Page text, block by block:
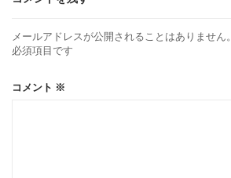
メールアドレスが公開されることはありません。
必須項目です
コメント ※